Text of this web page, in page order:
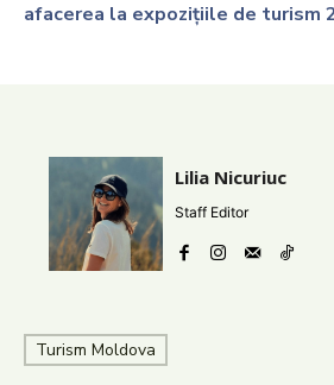
afacerea la expozițiile de turism
Lilia Nicuriuc
Staff Editor
Turism Moldova